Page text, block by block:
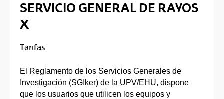
SERVICIO GENERAL DE RAYOS
X
Tarifas
El Reglamento de los Servicios Generales de
Investigación (SGIker) de la UPV/EHU, dispone
que los usuarios que utilicen los equipos y